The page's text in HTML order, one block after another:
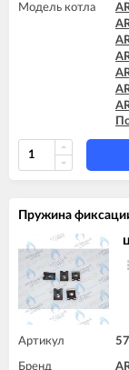
Модель котла
Пружина
Артикул
Бренд